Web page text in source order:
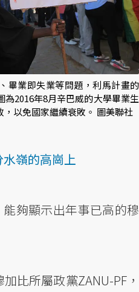
畢業即失業等問題，利馬計畫的
2016年8月辛巴威的大學畢業生
，以免國家繼續衰敗。 圖美聯社
嶺的高崗上
夠顯示出年事已高的穆
比所屬政黨ZANU-PF，